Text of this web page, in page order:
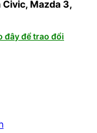
Mazda 3,
đây để trao đổi